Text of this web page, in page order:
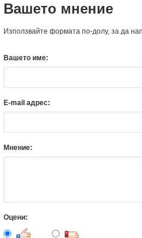
Вашето мнение
Използвайте формата по-долу, за да
Вашето име:
E-mail адрес:
Мнение:
Оцени: